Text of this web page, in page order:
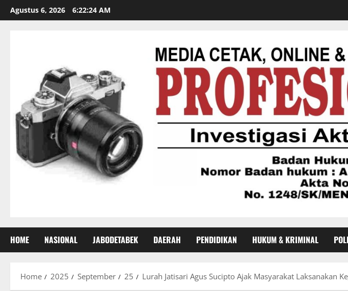
Agustus 6, 2026 6:22:25 AM
HOME NASIONAL JABODETABEK DAERAH PENDIDIKAN HUKUM & KRIMINAL
Home 2025 September 25 Lurah Jatisari Agus Sucipto Ajak Masyarakat Laksanakan